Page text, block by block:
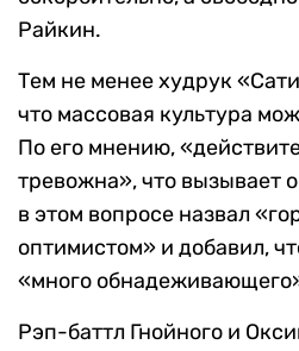
Райкин.
Тем не менее худрук
что массовая культура
По его мнению,
тревожна», что вызывает
в этом вопросе назвал
оптимистом» и добавил,
«много
Рэп-баттл Гнойного и